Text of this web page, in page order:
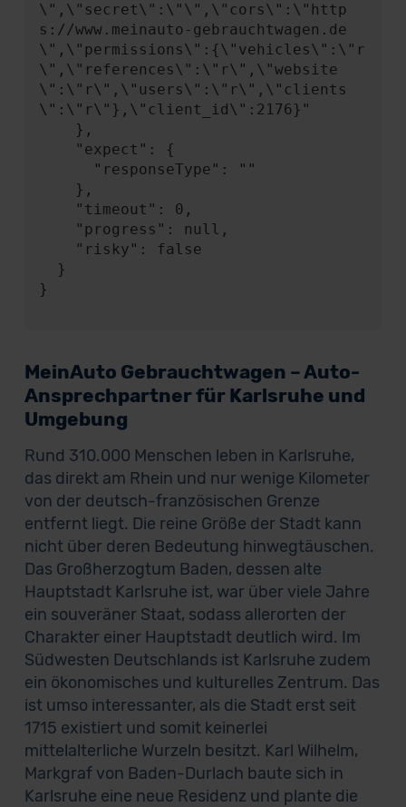
\",\"secret\":\"\",\"cors\":\"http
s://www.meinauto-gebrauchtwagen.de
\",\"permissions\":{\"vehicles\":\"r
\",\"references\":\"r\",\"website
\":\"r\",\"users\":\"r\",\"clients
\":\"r\"},\"client_id\":2176}"
}
MeinAuto Gebrauchtwagen – Auto-
Ansprechpartner für Karlsruhe und
Umgebung
Rund 310.000 Menschen leben in Karlsruhe,
das direkt am Rhein und nur wenige Kilometer
von der deutsch-französischen Grenze
entfernt liegt. Die reine Größe der Stadt kann
nicht über deren Bedeutung hinwegtäuschen.
Das Großherzogtum Baden, dessen alte
Hauptstadt Karlsruhe ist, war über viele Jahre
ein souveräner Staat, sodass allerorten der
Charakter einer Hauptstadt deutlich wird. Im
Südwesten Deutschlands ist Karlsruhe zudem
ein ökonomisches und kulturelles Zentrum. Das
ist umso interessanter, als die Stadt erst seit
1715 existiert und somit keinerlei
mittelalterliche Wurzeln besitzt. Karl Wilhelm,
Markgraf von Baden-Durlach baute sich in
Karlsruhe eine neue Residenz und plante die